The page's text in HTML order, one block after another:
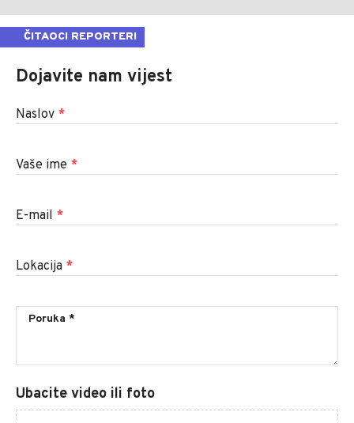
ČITAOCI REPORTERI
Dojavite nam vijest
Naslov *
Vaše ime *
E-mail *
Lokacija *
Ubacite video ili foto